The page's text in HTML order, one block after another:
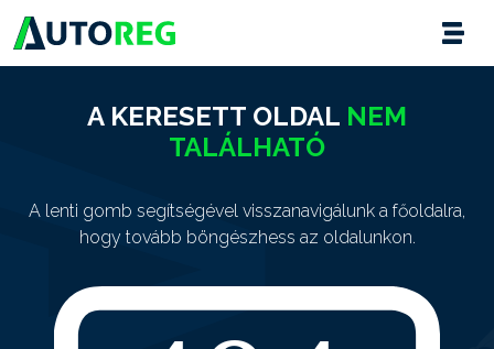
A KERESETT OLDAL NEM
TALÁLHATÓ
A lenti gomb segítségével visszanavigálunk a főoldalra,
hogy tovább böngészhess az oldalunkon.